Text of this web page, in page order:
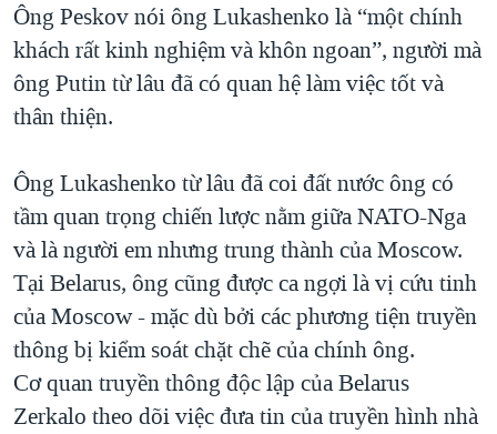
Ông Peskov nói ông Lukashenko là “một chính
khách rất kinh nghiệm và khôn ngoan”, người mà
ông Putin từ lâu đã có quan hệ làm việc tốt và
thân thiện.
Ông Lukashenko từ lâu đã coi đất nước ông có
tầm quan trọng chiến lược nằm giữa NATO-Nga
và là người em nhưng trung thành của Moscow.
Tại Belarus, ông cũng được ca ngợi là vị cứu tinh
của Moscow - mặc dù bởi các phương tiện truyền
thông bị kiểm soát chặt chẽ của chính ông.
Cơ quan truyền thông độc lập của Belarus
Zerkalo theo dõi việc đưa tin của truyền hình nhà